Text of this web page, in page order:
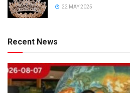
22 MAY 2025
Recent News